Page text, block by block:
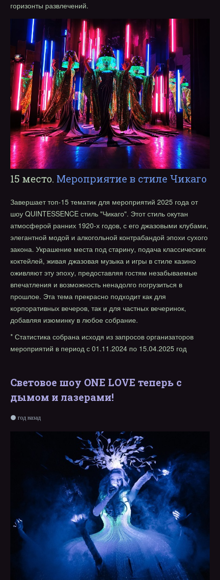
горизонты развлечений.
15 место. Мероприятие в стиле Чикаго
Завершает топ-15 тематик для мероприятий 2025 года от
шоу QUINTESSENCE стиль "Чикаго". Этот стиль окутан
атмосферой ранних 1920-х годов, с его джазовыми клубами,
элегантной модой и алкогольной контрабандой эпохи сухого
закона. Украшение места под старину, подача классических
коктейлей, живая джазовая музыка и игры в стиле казино
оживляют эту эпоху, предоставляя гостям незабываемые
впечатления и возможность ненадолго погрузиться в
прошлое. Эта тема прекрасно подходит как для
корпоративных вечеров, так и для частных вечеринок,
добавляя изюминку в любое собрание.
* Статистика собрана исходя из запросов организаторов
мероприятий в период с 01.11.2024 по 15.04.2025 год
Световое шоу ONE LOVE теперь с
дымом и лазерами!
год назад